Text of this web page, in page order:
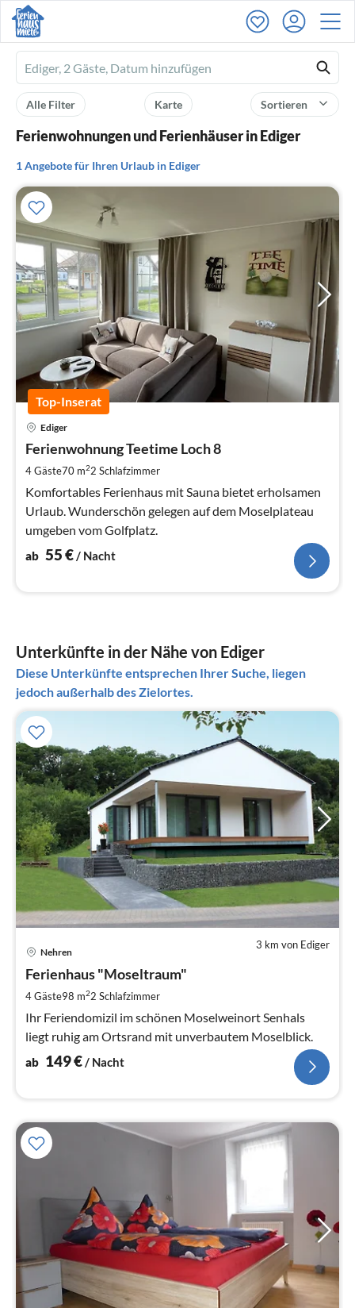
Ferienhausmiete
logo
Sortieren
Karte
Alle Filter
Ferienwohnungen und Ferienhäuser in Ediger
1 Angebote für Ihren Urlaub in Ediger
Top-Inserat
Ediger
Ferienwohnung Teetime Loch 8
4 Gäste70 m22 Schlafzimmer
Komfortables Ferienhaus mit Sauna bietet erholsamen
Urlaub. Wunderschön gelegen auf dem Moselplateau
umgeben vom Golfplatz.
ab 55€/ Nacht
Unterkünfte in der Nähe von Ediger
Diese Unterkünfte entsprechen Ihrer Suche, liegen
jedoch außerhalb des Zielortes.
3 km von Ediger
Nehren
Ferienhaus "Moseltraum"
4 Gäste98 m22 Schlafzimmer
Ihr Feriendomizil im schönen Moselweinort Senhals
liegt ruhig am Ortsrand mit unverbautem Moselblick.
ab 149€/ Nacht